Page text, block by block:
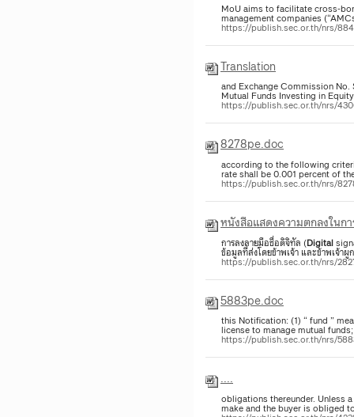
MoU aims to facilitate cross-
management companies
https://publish.sec.or.th/nrs/
Translation
and Exchange Commission
Mutual Funds Investing in
https://publish.sec.or.th/nrs/
8278pe.doc
according to the following
rate shall be 0.001 percent of
https://publish.sec.or.th/nrs/
หนังสือแสดงความตกลงในก
การลงลายมือชื่อดิจิทัล (Digital
ข้อมูลที่ส่งโดยข้าพเจ้า และข้าพเจ้า
https://publish.sec.or.th/nrs/
5883pe.doc
this Notification: (1) “ fund ”
license to manage mutual
https://publish.sec.or.th/nrs/
....
obligations thereunder. Unless
make and the buyer is obliged